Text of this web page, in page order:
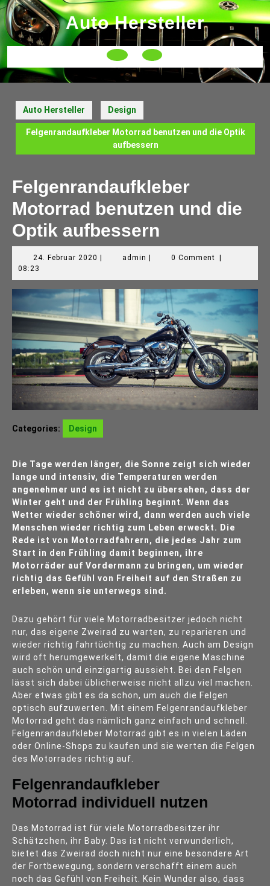
Skip
to
content
Auto Hersteller
Open
Button
Auto Hersteller Design
Felgenrandaufkleber Motorrad benutzen und die Optik
aufbessern
Felgenrandaufkleber
Motorrad benutzen und die
Optik aufbessern
24. Februar 2020 24.
2020
admin admin 0 Comment
08:23
Categories: Design
Die Tage werden länger, die Sonne zeigt sich wieder
lange und intensiv, die Temperaturen werden
angenehmer und es ist nicht zu übersehen, dass der
Winter geht und der Frühling beginnt. Wenn das
Wetter wieder schöner wird, dann werden auch viele
Menschen wieder richtig zum Leben erweckt. Die
Rede ist von Motorradfahrern, die jedes Jahr zum
Start in den Frühling damit beginnen, ihre
Motorräder auf Vordermann zu bringen, um wieder
richtig das Gefühl von Freiheit auf den Straßen zu
erleben, wenn sie unterwegs sind.
Dazu gehört für viele Motorradbesitzer jedoch nicht
nur, das eigene Zweirad zu warten, zu reparieren und
wieder richtig fahrtüchtig zu machen. Auch am Design
wird oft herumgewerkelt, damit die eigene Maschine
auch schön und einzigartig aussieht. Bei den Felgen
lässt sich dabei üblicherweise nicht allzu viel machen.
Aber etwas gibt es da schon, um auch die Felgen
optisch aufzuwerten. Mit einem Felgenrandaufkleber
Motorrad geht das nämlich ganz einfach und schnell.
Felgenrandaufkleber Motorrad gibt es in vielen Läden
oder Online-Shops zu kaufen und sie werten die Felgen
des Motorrades richtig auf.
Felgenrandaufkleber
Motorrad individuell nutzen
Das Motorrad ist für viele Motorradbesitzer ihr
Schätzchen, ihr Baby. Das ist nicht verwunderlich,
bietet das Zweirad doch nicht nur eine besondere Art
der Fortbewegung, sondern verschafft einem auch
noch das Gefühl von Freiheit. Kein Wunder also, dass